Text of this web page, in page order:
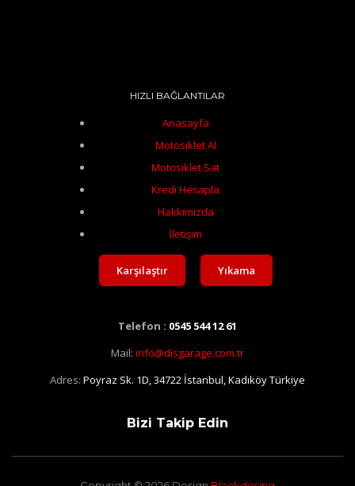
HIZLI BAĞLANTILAR
Anasayfa
Motosiklet Al
Motosiklet Sat
Kredi Hesapla
Hakkımızda
İletişim
Karşılaştır Yıkama
Telefon : 0545 544 12 61
Mail: info@disgarage.com.tr
Adres: Poyraz Sk. 1D, 34722 İstanbul, Kadıköy Türkiye
Bizi Takip Edin